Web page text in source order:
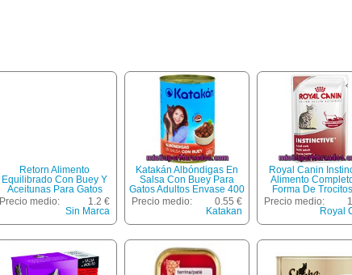
Retorn Alimento
Equilibrado Con Buey Y
Aceitunas Para Gatos
Adultos Lata 80 G
Precio medio:
1.2 €
Sin Marca
Katakán Albóndigas En
Salsa Con Buey Para
Gatos Adultos Envase 400
G
Precio medio:
0.55 €
Katakan
Royal Canin
Alimento
Forma De
Salsa Para El
Mantenimiento Del
Adulto Bolsa 85
Precio medio:
Royal